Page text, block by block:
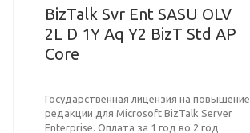
BizTalk Svr Ent SASU OLV
2L D 1Y Aq Y2 BizT Std AP
Core
Государственная лицензия на повышение
редакции для Microsoft BizTalk Server
Enterprise. Оплата за 1 год во 2 год